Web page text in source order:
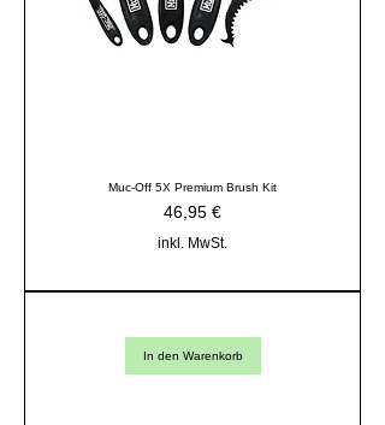
Muc-Off 5X Premium Brush Kit
Preis
46,95 €
inkl. MwSt.
In den Warenkorb